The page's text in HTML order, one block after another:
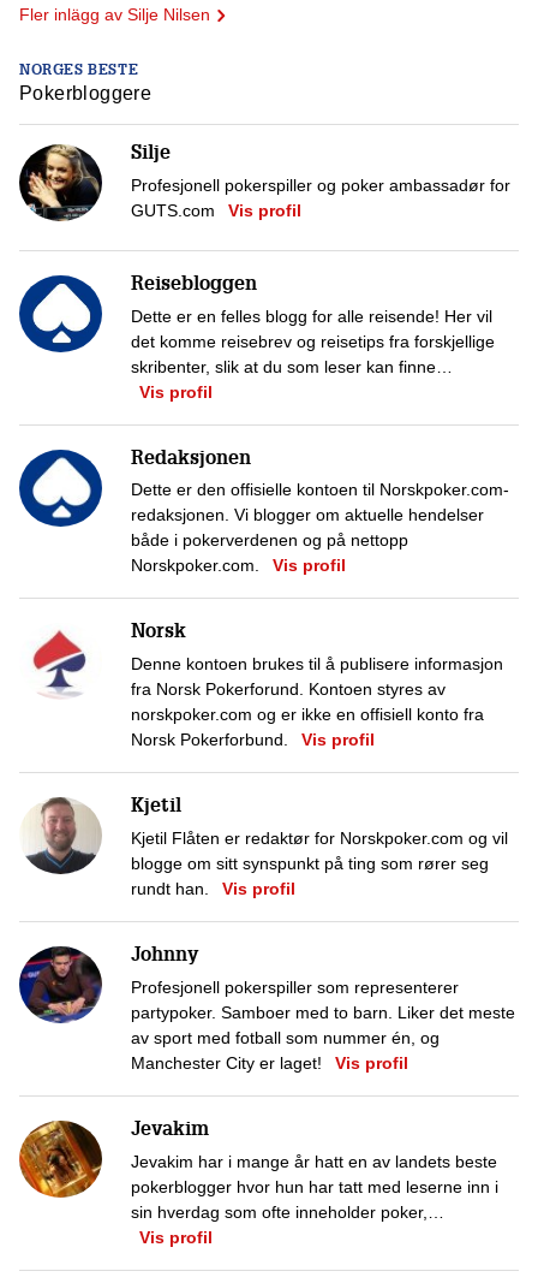
Fler inlägg av Silje Nilsen
NORGES BESTE
Pokerbloggere
Silje
Profesjonell pokerspiller og poker ambassadør for
GUTS.com
Vis profil
Reisebloggen
Dette er en felles blogg for alle reisende! Her vil
det komme reisebrev og reisetips fra forskjellige
skribenter, slik at du som leser kan finne…
Vis profil
Redaksjonen
Dette er den offisielle kontoen til Norskpoker.com-
redaksjonen. Vi blogger om aktuelle hendelser
både i pokerverdenen og på nettopp
Norskpoker.com.
Vis profil
Norsk
Denne kontoen brukes til å publisere informasjon
fra Norsk Pokerforund. Kontoen styres av
norskpoker.com og er ikke en offisiell konto fra
Norsk Pokerforbund.
Vis profil
Kjetil
Kjetil Flåten er redaktør for Norskpoker.com og vil
blogge om sitt synspunkt på ting som rører seg
rundt han.
Vis profil
Johnny
Profesjonell pokerspiller som representerer
partypoker. Samboer med to barn. Liker det meste
av sport med fotball som nummer én, og
Manchester City er laget!
Vis profil
Jevakim
Jevakim har i mange år hatt en av landets beste
pokerblogger hvor hun har tatt med leserne inn i
sin hverdag som ofte inneholder poker,…
Vis profil